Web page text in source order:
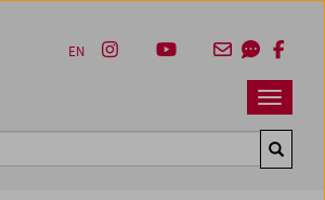
Navbar
EN